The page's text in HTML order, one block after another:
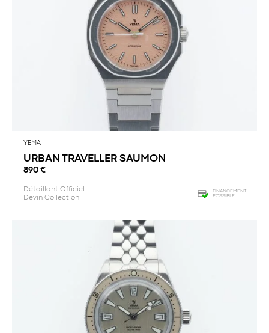
YEMA
URBAN TRAVELLER SAUMON
890 €
Détaillant Officiel
Devin Collection
FINANCEMENT
POSSIBLE